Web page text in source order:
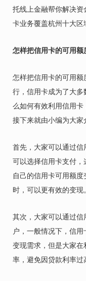
托线上金融帮你解决
卡业务覆盖杭州十大
怎样把信用卡的可用额
怎样把信用卡的可用
行，信用卡成为了大
么如何有效利用信用
接下来就由小编为大家
首先，大家可以通过信
可以选择信用卡支付
自己的信用卡可用额
时，可以更有效的变现。
其次，大家可以通过
户，一般情况下，信
变现需求，但是大家
率，避免因贷款利率过